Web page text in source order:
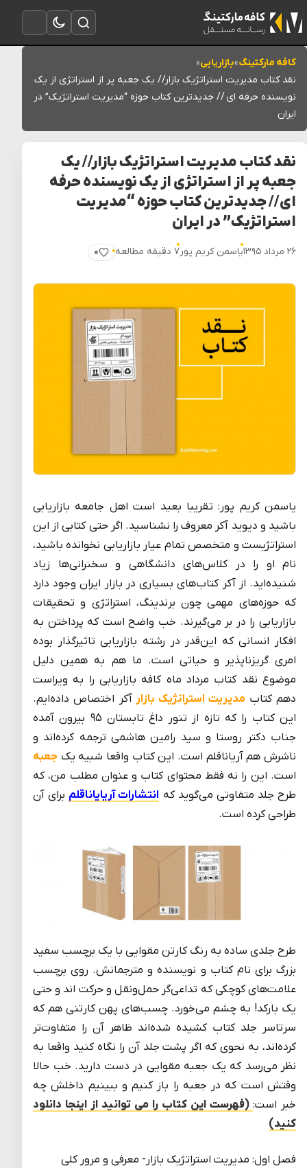
باز کردن منو
تغییر به حالت تاریک
باز کردن جستجو
کافه مارکتینگ»بازاریابی»
نقد کتاب مدیریت استراتژیک بازار// یک جعبه پر از استراتژی از یک
نویسنده حرفه ای // جدیدترین کتاب حوزه “مدیریت استراتژیک” در
ایران
نقد کتاب مدیریت استراتژیک بازار// یک
جعبه پر از استراتژی از یک نویسنده حرفه
ای // جدیدترین کتاب حوزه “مدیریت
استراتژیک” در ایران
۲۶ مرداد ۱۳۹۵ یاسمن کریم پور۷ دقیقه مطالعه ۰
پسندیدن
یاسمن کریم پور: تقریبا بعید است اهل جامعه بازاریابی
باشید و دیوید آکر معروف را نشناسید. اگر حتی کتابی از این
استراتژیست و متخصص تمام عیار بازاریابی نخوانده باشید،
نام او را در کلاس‌های دانشگاهی و سخنرانی‌ها زیاد
شنیده‌اید. از آکر کتاب‌های بسیاری در بازار ایران وجود دارد
که حوزه‌های مهمی چون برندینگ، استراتژی و تحقیقات
بازاریابی را در بر می‌گیرند. خب واضح است که پرداختن به
افکار انسانی که این‌قدر در رشته بازاریابی تاثیرگذار بوده
امری گریزناپذیر و حیاتی است. ما هم به همین دلیل
موضوع نقد کتاب مرداد ماه کافه بازاریابی را به ویراست
دهم کتاب مدیریت استراتژیک بازار آکر اختصاص داده‌ایم.
این کتاب را که تازه از تنور داغ تابستان ۹۵ بیرون آمده
جناب دکتر روستا و سید رامین هاشمی ترجمه کرده‌اند و
ناشرش هم آریاناقلم است. این کتاب واقعا شبیه یک جعبه
است. این را نه فقط محتوای کتاب و عنوان مطلب من، که
طرح جلد متفاوتی می‌گوید که انتشارات آریایاناقلم برای آن
طراحی کرده است.
طرح جلدی ساده به رنگ کارتن مقوایی با یک برچسب سفید
بزرگ برای نام کتاب و نویسنده و مترجمانش. روی برچسب
علامت‌های کوچکی که تداعی‌گر حمل‌ونقل‌ و حرکت‌ اند و حتی
یک بارکد! به چشم می‌خورد. چسب‌های پهن کارتنی هم که
سرتاسر جلد کتاب کشیده شده‌اند ظاهر آن را متفاوت‌تر
کرده‌اند، به نحوی که اگر پشت جلد آن را نگاه کنید واقعا به
نظر می‌رسد که یک جعبه مقوایی در دست دارید. خب حالا
وقتش است که در جعبه را باز کنیم و ببینیم داخلش چه
خبر است: (فهرست این کتاب را می توانید از اینجا دانلود
کنید)
فصل اول: مدیریت استراتژیک بازار- معرفی و مرور کلی